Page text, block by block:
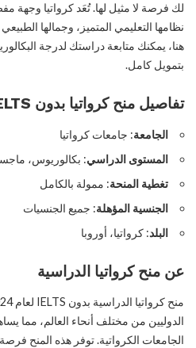
لك فرصة لا مثيل لها. تُعَد كرواتيا وجهة
نظامها التعليمي المتميز، وجمالها
هنا، يمكنك متابعة دراستك لدرجة
بتمويل كامل.
تفاصيل منح كرواتيا بدون IELTS لعام 2024
الجامعة: جامعات كرواتيا
المستوى الدراسي: بكالوريوس،
تغطية المنحة: ممولة بالكامل
الجنسية المؤهلة: جميع الجنسيات
البلد: كرواتيا، أوروبا
عن منح كرواتيا الدراسية
الدوليين من مختلف أنحاء العالم، مما
الجامعات الكرواتية. توفر هذه المنح